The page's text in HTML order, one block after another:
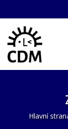
Hlavní